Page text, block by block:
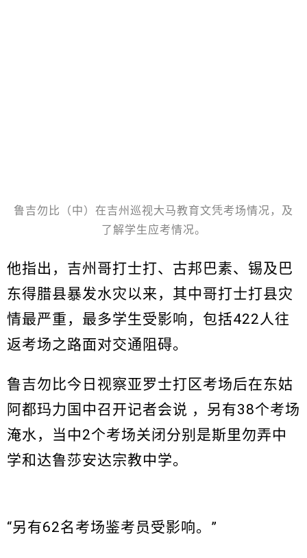
鲁吉勿比（中）在吉州巡视大马教育文凭考场情况，及
了解学生应考情况。
他指出，吉州哥打士打、古邦巴素、锡及巴
东得腊县暴发水灾以来，其中哥打士打县灾
情最严重，最多学生受影响，包括422人往
返考场之路面对交通阻碍。
鲁吉勿比今日视察亚罗士打区考场后在东姑
阿都玛力国中召开记者会说 ，另有38个考场
淹水，当中2个考场关闭分别是斯里勿弄中
学和达鲁莎安达宗教中学。
“另有62名考场鉴考员受影响。”